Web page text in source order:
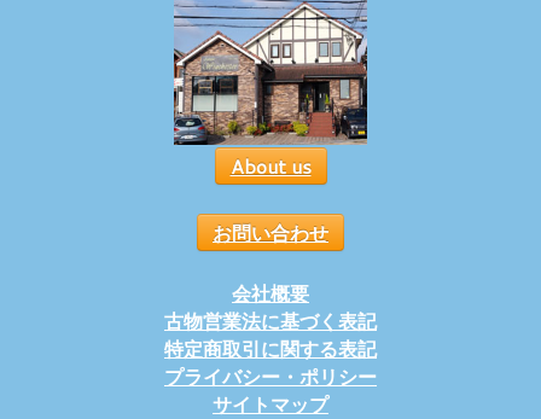
About us
お問い合わせ
会社概要
古物営業法に基づく表記
特定商取引に関する表記
プライバシー・ポリシー
サイトマップ